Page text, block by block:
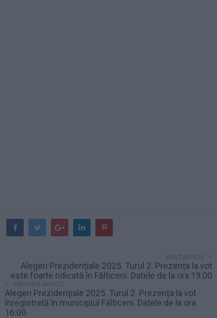
NEXT ARTICLE
Alegeri Prezidențiale 2025. Turul 2. Prezența la vot
este foarte ridicată în Fălticeni. Datele de la ora 19:00
PREVIOUS ARTICLE
Alegeri Prezidențiale 2025. Turul 2. Prezența la vot
înregistrată în municipiul Fălticeni. Datele de la ora
16:00